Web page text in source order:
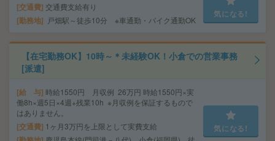
交通費 交通費支給有り
勤務地 戸畑駅～徒歩10分 ※車通勤・バイク通勤OK
気になる!
【在宅勤務OK】10時～＊未経験OK！小倉での営業事務
[派遣]
給 与 時給1550円 月収例 26万円 時給1550円×実
働8h×週5日×4週+残業10h ※月収例を保証するもので
はありません。
交通費 1ヶ月3万円を上限として実費支給 気になる!